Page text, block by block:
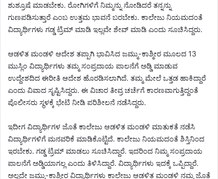
ಶುಶ್ರೂಷೆ ಮಾಡಬೇಕು. ರೋಗಿಗಳಿಗೆ ನಿಮ್ಮನ್ನು ನೋಡಿದರೆ ತನ್ನನ್ನು
ಗುಣಪಡಿಸುತ್ತಾರೆ ಎಂಬ ಉತ್ತಮ ಭಾವನೆ ಬರಬೇಕು. ಕಾಲೇಜು ನಿಯಮದಂತೆ
ವಿದ್ಯಾರ್ಥಿಗಳು ಗಡ್ಡ ಟ್ರಿಮ್ ಮಾಡಿ ಇಲ್ಲವೇ ಶೇವ್ ಮಾಡಿ ಎಂದು ಸೂಚಿಸಿದ್ದರು.
ಆಡಳಿತ ಮಂಡಳಿ ಆದೇಶ ತಪ್ಪಾಗಿ ಭಾವಿಸಿದ ಜಮ್ಮು-ಕಾಶ್ಮೀರ ಮೂಲದ 13
ಮುಸ್ಲಿಂ ವಿದ್ಯಾರ್ಥಿಗಳು ತಮ್ಮ ಸಂಪ್ರದಾಯ ಪಾಲನೆಗೆ ಅಡ್ಡಿ ಮಾಡುವ
ಉದ್ದೇಶದಿದ ಈರೀತಿ ಆದೇಶ ಹೊರಡಿಸಲಾಗಿದೆ. ತಮ್ಮ ಮೇಲೆ ಒತ್ತಡ ಹಾಕಿದ್ದಾರೆ
ಎಂದು ವಿವಾದ ಸೃಷ್ಟಿಸಿದ್ದರು. ಈ ವಿಚಾರ ತೀವ್ರ ಚರ್ಚೆಗೆ ಕಾರಣವಾಗುತ್ತಿದ್ದಂತೆ
ಪೊಲೀಸರು ಸ್ಥಳಕ್ಕೆ ಭೇಟಿ ನೀಡಿ ಪರಿಶೀಲನೆ ನಡೆಸಿದ್ದರು.
ಇದೀಗ ವಿದ್ಯಾರ್ಥಿಗಳ ಜೊತೆ ಕಾಲೇಜು ಆಡಳಿತ ಮಂಡಳಿ ಮಾತುಕತೆ ನಡೆಸಿ
ವಿದ್ಯಾರ್ಥಿಗಳಿಗೆ ಮನವರಿಕೆ ಮಾಡಿಕೊಟ್ಟಿದೆ. ಕಾಲೇಜು ನಿಯಮದಂತೆ ಶಿಸ್ತಿನಿಂದ
ಇರಬೇಕು. ಗಡ್ಡ ಟ್ರಿಮ್ ಮಾಡಲು ಸೂಚಿಸಿದ್ದಾರೆ. ಇದರಿಂದ ನಿಮ್ಮ ಸಂಪ್ರದಾಯ
ಪಾಲನೆಗೆ ಅಡ್ಡಿಯಾಗಲ್ಲ ಎಂದು ತಿಳಿಸಿದ್ದಾರೆ. ವಿದ್ಯಾರ್ಥಿಗಳು ಇದಕ್ಕೆ ಒಪ್ಪಿದ್ದಾರೆ.
ಅಲ್ಲದೇ ಜಮ್ಮು-ಕಾಶ್ಮೀರ ವಿದ್ಯಾರ್ಥಿಗಳು ಕಾಲೇಜು ಆಡಳಿತ ಮಂಡಳಿ ನಮ್ಮ ಜೊತೆ